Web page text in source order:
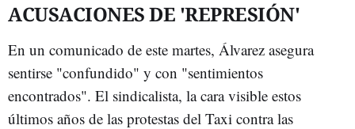
ACUSACIONES DE 'REPRESIÓN'
En un comunicado de este martes, Álvarez asegura
sentirse "confundido" y con "sentimientos
encontrados". El sindicalista, la cara visible estos
últimos años de las protestas del Taxi contra las